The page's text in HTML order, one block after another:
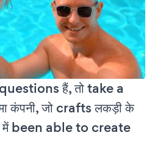
हैं, तो take a
कंपनी, जो crafts लकड़ी के
है, में been able to create